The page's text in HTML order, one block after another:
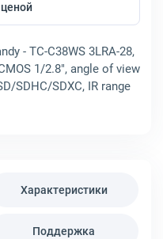
- TC-C38WS 3LRA-28,
1/2.8", angle of view
SDHC/SDXC, IR range
Характеристики
Поддержка